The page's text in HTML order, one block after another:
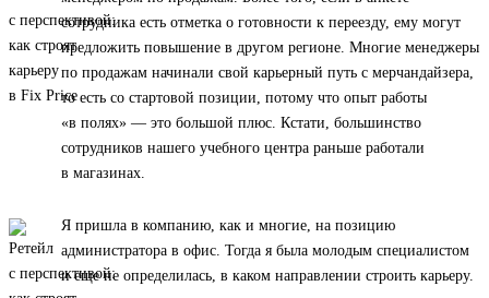
сотрудника есть отметка о готовности к переезду, ему могут
предложить повышение в другом регионе. Многие менеджеры
по продажам начинали свой карьерный путь с мерчандайзера,
то есть со стартовой позиции, потому что опыт работы
«в полях» — это большой плюс. Кстати, большинство
сотрудников нашего учебного центра раньше работали
в магазинах.
Я пришла в компанию, как и многие, на позицию
администратора в офис. Тогда я была молодым специалистом
и еще не определилась, в каком направлении строить карьеру.